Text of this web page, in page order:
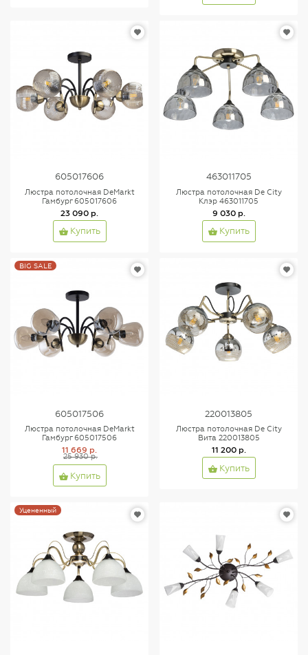
605017606
Люстра потолочная DeMarkt
Гамбург 605017606
23 090 р.
Купить
463011705
Люстра потолочная De City
Клэр 463011705
9 030 р.
Купить
BIG SALE
605017506
Люстра потолочная DeMarkt
Гамбург 605017506
11 669 р.
25 930 р.
Купить
220013805
Люстра потолочная De City
Вита 220013805
11 200 р.
Купить
Уцененный